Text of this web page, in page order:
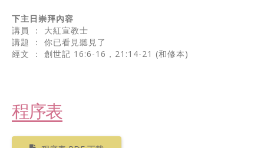
下主日崇拜內容
講員 ： 大紅宣教士
講題 ： 你已看見聽見了
經文 ： 創世記 16:6-16，21:14-21 (和修本)
程序表